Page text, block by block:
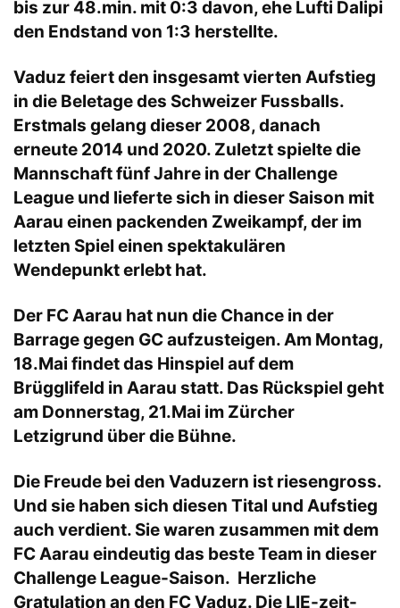
bis zur 48.min. mit 0:3 davon, ehe Lufti Dalipi
den Endstand von 1:3 herstellte.
Vaduz feiert den insgesamt vierten Aufstieg
in die Beletage des Schweizer Fussballs.
Erstmals gelang dieser 2008, danach
erneute 2014 und 2020. Zuletzt spielte die
Mannschaft fünf Jahre in der Challenge
League und lieferte sich in dieser Saison mit
Aarau einen packenden Zweikampf, der im
letzten Spiel einen spektakulären
Wendepunkt erlebt hat.
Der FC Aarau hat nun die Chance in der
Barrage gegen GC aufzusteigen. Am Montag,
18.Mai findet das Hinspiel auf dem
Brügglifeld in Aarau statt. Das Rückspiel geht
am Donnerstag, 21.Mai im Zürcher
Letzigrund über die Bühne.
Die Freude bei den Vaduzern ist riesengross.
Und sie haben sich diesen Tital und Aufstieg
auch verdient. Sie waren zusammen mit dem
FC Aarau eindeutig das beste Team in dieser
Challenge League-Saison. Herzliche
Gratulation an den FC Vaduz. Die LIE-zeit-